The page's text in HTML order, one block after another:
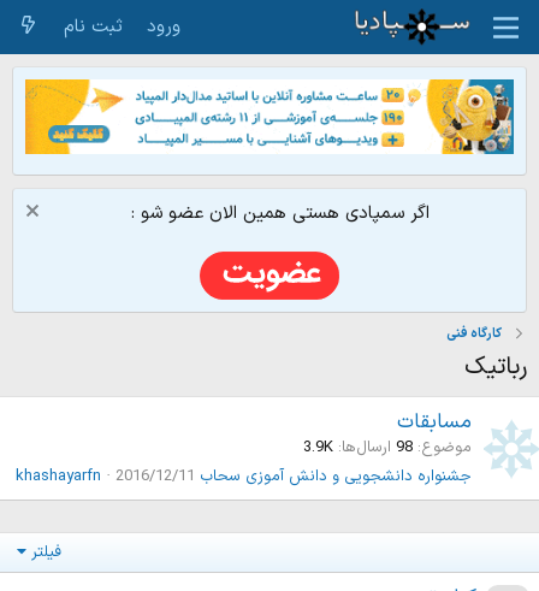
ورود ثبت نام
اگر سمپادی هستی همین الان عضو شو :
کارگاه فنی
رباتیک
مسابقات
موضوع 98 ارسال‌ها 3.9K
جشنواره دانشجویی و دانش آموزی سحاب 2016/12/11
khashayarfn
فیلتر